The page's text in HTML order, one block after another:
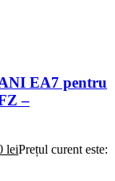
EA7 pentru
–
leiPrețul curent este: